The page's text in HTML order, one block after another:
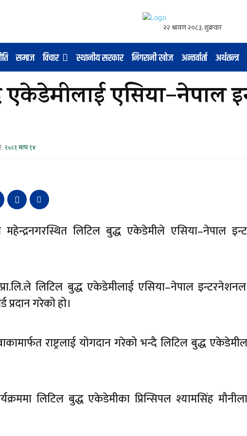
समाज विचार स्थानीय सरकार निगरानी खोज अन्तर्वार्ता अर्थतन्त्र
एकेडेमीलाई एसिया–नेपाल
२०८१ माघ १४
महेन्द्रनगरस्थित लिटिल बुद्ध एकेडेमीले एसिया–नेपाल
लिटिल बुद्ध एकेडेमीलाई एसिया–नेपाल
गरेको हो।
राष्ट्रलाई योगदान गरेको भन्दै लिटिल बुद्ध
लिटिल बुद्ध एकेडेमीका प्रिन्सिपल श्यामसिंह